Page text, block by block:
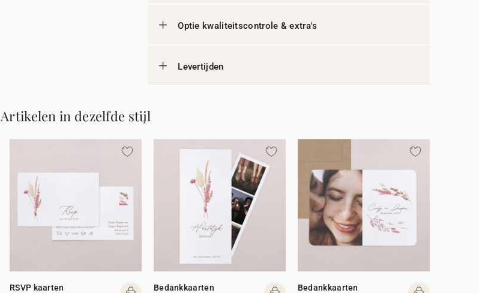
Optie kwaliteitscontrole & extra's
Levertijden
Artikelen in dezelfde stijl
RSVP kaarten Bedankkaarten Bedankkaarten